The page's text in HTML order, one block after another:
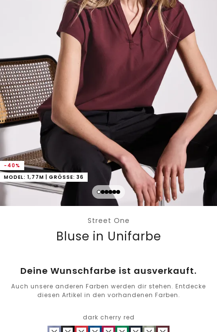
-40%
MODEL: 1,77M | GRÖSSE: 36
Street One
Bluse in Unifarbe
Deine Wunschfarbe ist ausverkauft.
Auch unsere anderen Farben werden dir stehen. Entdecke
diesen Artikel in den vorhandenen Farben.
dark cherry red